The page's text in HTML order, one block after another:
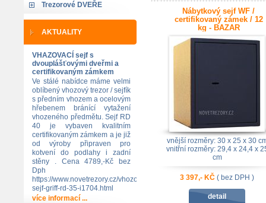
Trezorové DVEŘE
AKTUALITY
VHAZOVACÍ sejf s
dvouplášťovými dveřmi a
certifikovaným zámkem
Ve stálé nabídce máme velmi
oblíbený vhozový trezor / sejfík
s předním vhozem a ocelovým
hřebenem bránící vytažení
vhozeného předmětu. Sejf RD
40 je vybaven kvalitním
certifikovaným zámkem a je již
od výroby připraven pro
kotvení do podlahy i zadní
stěny . Cena 4789,-Kč bez
Dph
https://www.novetrezory.cz/vhozovy-
sejf-griff-rd-35-i1704.html
více informací ...
Nábytkový sejf WF /
certifikovaný zámek / 12
kg - BAZAR
vnější rozměry: 30 x 25 x 30
vnitřní rozměry: 29,4 x 24,4 x
cm
3 397,- KČ ( bez DPH )
detail